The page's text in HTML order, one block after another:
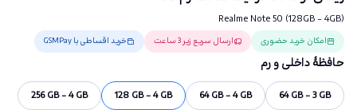
Realme Note 50 (128GB - 4GB)
امکان خرید حضوری ارسال سریع زیر 3 ساعت خرید اقساطی با GSMPay
حافظهٔ داخلی و رم
64 GB - 3 GB
64 GB - 4 GB
128 GB - 4 GB
256 GB - 4 GB